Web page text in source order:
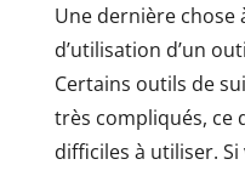
Une dernière chose
d’utilisation d’un
Certains outils de
très compliqués, ce
difficiles à utiliser. Si